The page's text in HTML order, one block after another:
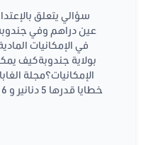
سؤالي يتعلق
عين دراهم وفي
في الإمكانيات
بولاية جندوبةكيف